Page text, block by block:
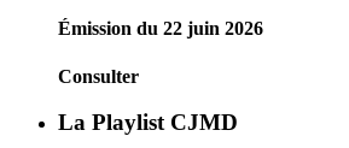
Émission du 22 juin 2026
Consulter
La Playlist CJMD